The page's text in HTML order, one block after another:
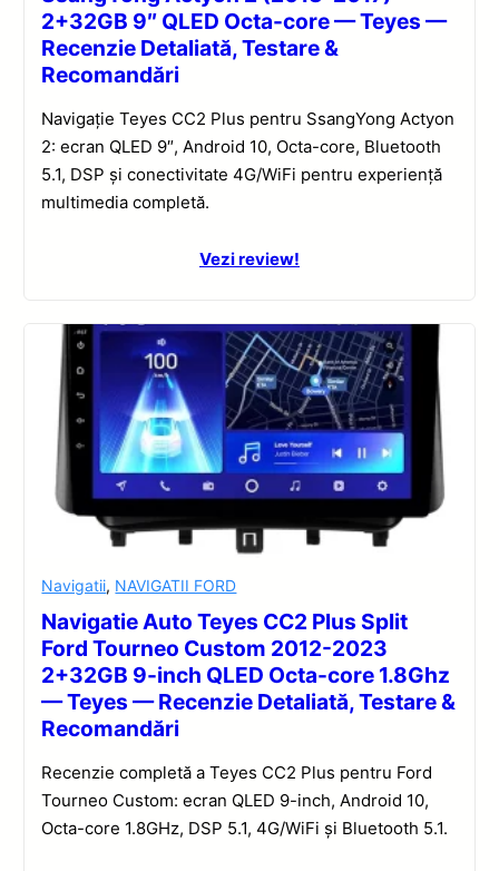
2+32GB 9″ QLED Octa-core — Teyes —
Recenzie Detaliată, Testare &
Recomandări
Navigație Teyes CC2 Plus pentru SsangYong Actyon
2: ecran QLED 9″, Android 10, Octa-core, Bluetooth
5.1, DSP și conectivitate 4G/WiFi pentru experiență
multimedia completă.
Vezi review!
Navigatii, NAVIGATII FORD
Navigatie Auto Teyes CC2 Plus Split
Ford Tourneo Custom 2012-2023
2+32GB 9-inch QLED Octa-core 1.8Ghz
— Teyes — Recenzie Detaliată, Testare &
Recomandări
Recenzie completă a Teyes CC2 Plus pentru Ford
Tourneo Custom: ecran QLED 9-inch, Android 10,
Octa-core 1.8GHz, DSP 5.1, 4G/WiFi și Bluetooth 5.1.